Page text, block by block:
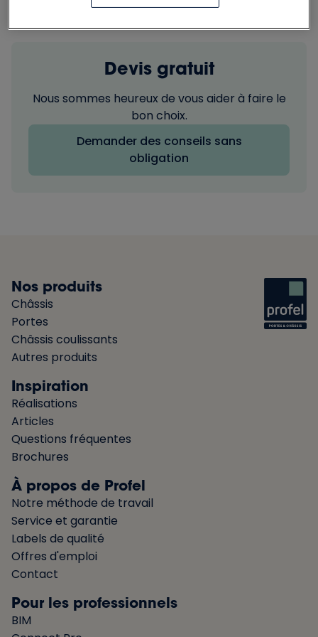
Devis gratuit
Nous sommes heureux de vous aider à faire le
bon choix.
Demander des conseils sans
obligation
Nos produits
Châssis
Portes
Châssis coulissants
Autres produits
Inspiration
Réalisations
Articles
Questions fréquentes
Brochures
À propos de Profel
Notre méthode de travail
Service et garantie
Labels de qualité
Offres d'emploi
Contact
Pour les professionnels
BIM